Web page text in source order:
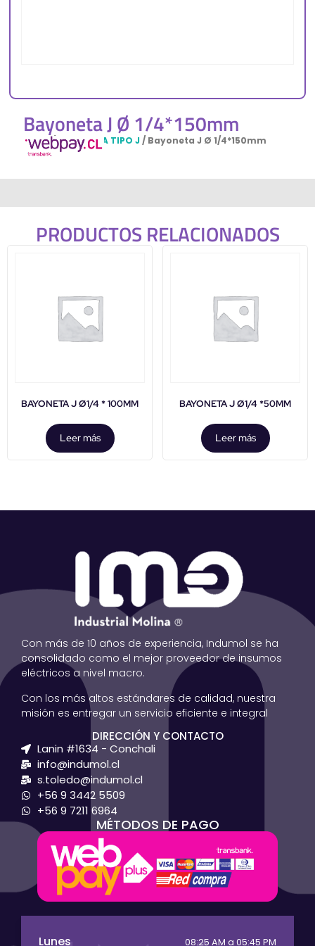
Bayoneta J Ø 1/4*150mm
Inicio/BAYONETA TIPO J / Bayoneta J Ø 1/4*150mm
PRODUCTOS RELACIONADOS
BAYONETA J Ø1/4 * 100MM
Leer más
BAYONETA J Ø1/4 *50MM
Leer más
Con más de 10 años de experiencia, Indumol se ha
consolidado como el mejor proveedor de insumos
eléctricos a nivel macro.
Con los más altos estándares de calidad, nuestra
misión es entregar un servicio eficiente e integral
DIRECCIÓN Y CONTACTO
Lanin #1634 - Conchali
info@indumol.cl
s.toledo@indumol.cl
+56 9 3442 5509
+56 9 7211 6964
MÉTODOS DE PAGO
Lunes 08:25 AM a 05:45 PM